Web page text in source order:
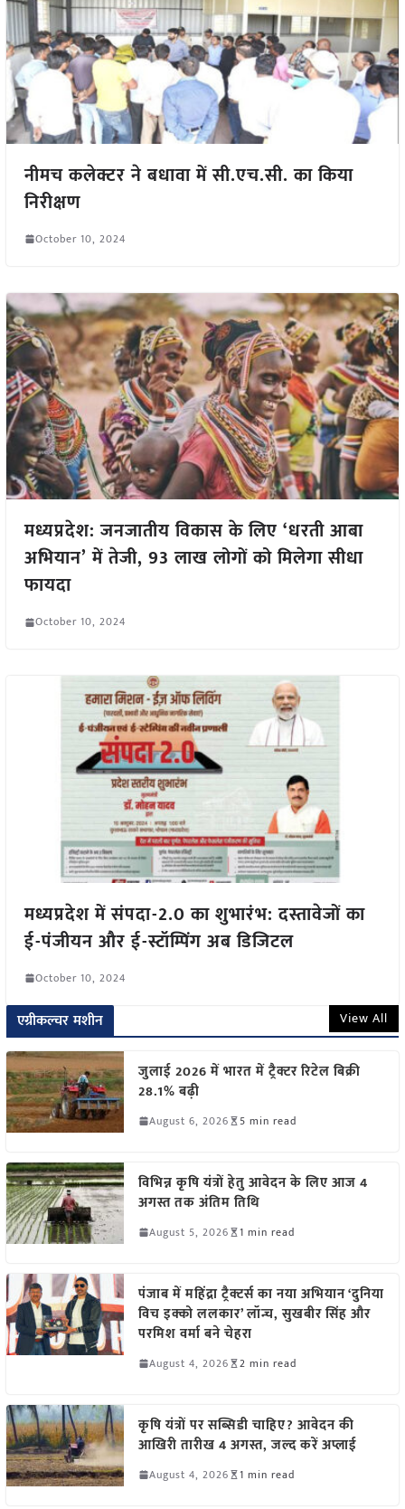
नीमच कलेक्टर ने बधावा में सी.एच.सी. का किया
निरीक्षण
October 10, 2024
मध्यप्रदेश: जनजातीय विकास के लिए ‘धरती आबा
अभियान’ में तेजी, 93 लाख लोगों को मिलेगा सीधा
फायदा
October 10, 2024
मध्यप्रदेश में संपदा-2.0 का शुभारंभ: दस्तावेजों का
ई-पंजीयन और ई-स्टॉम्पिंग अब डिजिटल
October 10, 2024
एग्रीकल्चर मशीन View All
जुलाई 2026 में भारत में ट्रैक्टर रिटेल बिक्री
28.1% बढ़ी
August 6, 2026 5 min read
विभिन्न कृषि यंत्रों हेतु आवेदन के लिए आज 4
अगस्त तक अंतिम तिथि
August 5, 2026 1 min read
पंजाब में महिंद्रा ट्रैक्टर्स का नया अभियान ‘दुनिया
विच इक्को ललकार’ लॉन्च, सुखबीर सिंह और
परमिश वर्मा बने चेहरा
August 4, 2026 2 min read
कृषि यंत्रों पर सब्सिडी चाहिए? आवेदन की
आखिरी तारीख 4 अगस्त, जल्द करें अप्लाई
August 4, 2026 1 min read